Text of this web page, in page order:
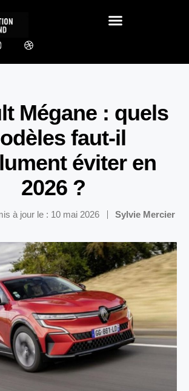
Mégane : quels
faut-il
éviter en
2026 ?
à jour le : 10 mai 2026 Sylvie Mercier